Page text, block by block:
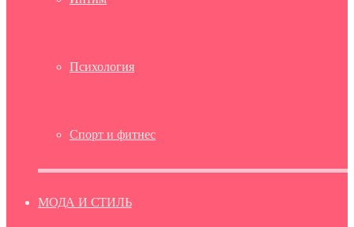
Психология
Спорт и фитнес
МОДА И СТИЛЬ